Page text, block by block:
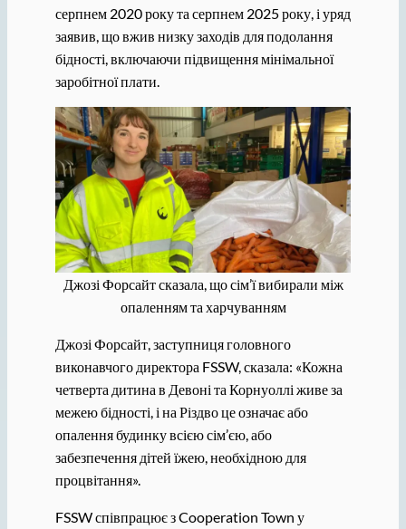
серпнем 2020 року та серпнем 2025 року, і уряд
заявив, що вжив низку заходів для подолання
бідності, включаючи підвищення мінімальної
заробітної плати.
Джозі Форсайт сказала, що сім’ї вибирали між
опаленням та харчуванням
Джозі Форсайт, заступниця головного
виконавчого директора FSSW, сказала: «Кожна
четверта дитина в Девоні та Корнуоллі живе за
межею бідності, і на Різдво це означає або
опалення будинку всією сім’єю, або
забезпечення дітей їжею, необхідною для
процвітання».
FSSW співпрацює з Cooperation Town у